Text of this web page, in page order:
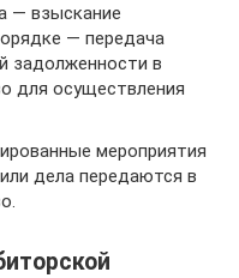
— взыскание
— передача
задолженности в
для осуществления
мероприятия
дела передаются в